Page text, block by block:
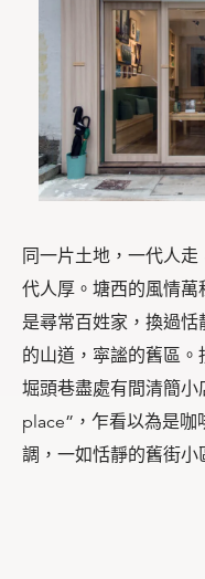
同一片土地，一代人
代人厚。塘西的風情
是尋常百姓家，換過
的山道，寜謐的舊區
堀頭巷盡處有間清簡
place”，乍看以為是
調，一如恬靜的舊街小